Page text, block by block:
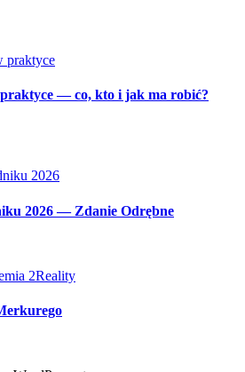
praktyce — co, kto i jak ma robić?
2026 — Zdanie Odrębne